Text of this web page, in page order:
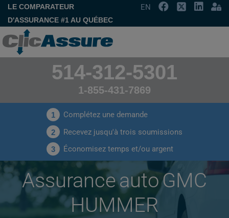
LE COMPARATEUR
D'ASSURANCE #1 AU QUÉBEC
EN
514-312-5301
1-855-431-7869
1 Complétez une demande
2 Recevez jusqu'à trois soumissions
3 Économisez temps et/ou argent
Assurance auto GMC
HUMMER